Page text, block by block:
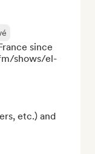
since
shows/el-
etc.) and